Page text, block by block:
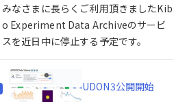
みなさまに長らくご利用頂きましたKib
o Experiment Data Archiveのサービ
スを近日中に停止する予定です。
UDON3公開開始